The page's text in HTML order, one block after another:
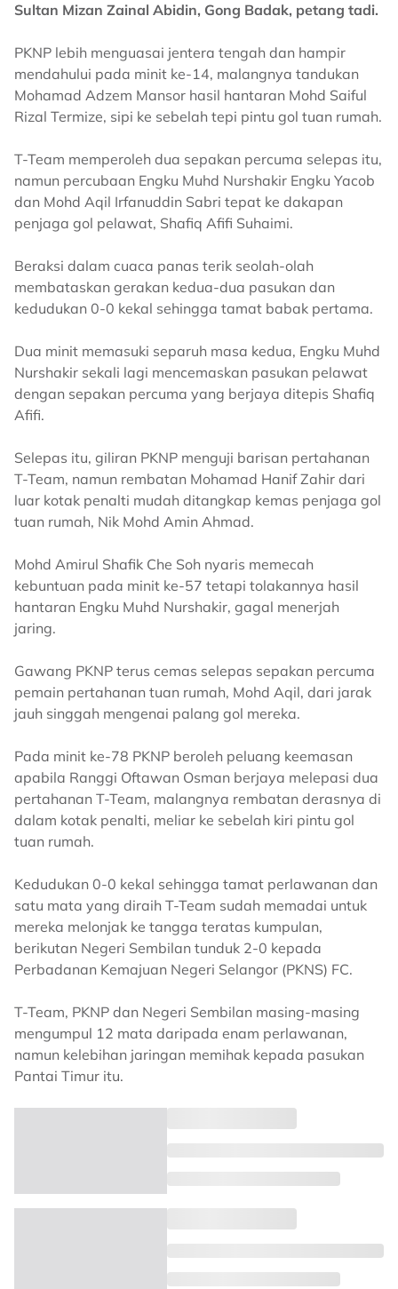
Sultan Mizan Zainal Abidin, Gong Badak, petang tadi.
PKNP lebih menguasai jentera tengah dan hampir
mendahului pada minit ke-14, malangnya tandukan
Mohamad Adzem Mansor hasil hantaran Mohd Saiful
Rizal Termize, sipi ke sebelah tepi pintu gol tuan rumah.
T-Team memperoleh dua sepakan percuma selepas itu,
namun percubaan Engku Muhd Nurshakir Engku Yacob
dan Mohd Aqil Irfanuddin Sabri tepat ke dakapan
penjaga gol pelawat, Shafiq Afifi Suhaimi.
Beraksi dalam cuaca panas terik seolah-olah
membataskan gerakan kedua-dua pasukan dan
kedudukan 0-0 kekal sehingga tamat babak pertama.
Dua minit memasuki separuh masa kedua, Engku Muhd
Nurshakir sekali lagi mencemaskan pasukan pelawat
dengan sepakan percuma yang berjaya ditepis Shafiq
Afifi.
Selepas itu, giliran PKNP menguji barisan pertahanan
T-Team, namun rembatan Mohamad Hanif Zahir dari
luar kotak penalti mudah ditangkap kemas penjaga gol
tuan rumah, Nik Mohd Amin Ahmad.
Mohd Amirul Shafik Che Soh nyaris memecah
kebuntuan pada minit ke-57 tetapi tolakannya hasil
hantaran Engku Muhd Nurshakir, gagal menerjah
jaring.
Gawang PKNP terus cemas selepas sepakan percuma
pemain pertahanan tuan rumah, Mohd Aqil, dari jarak
jauh singgah mengenai palang gol mereka.
Pada minit ke-78 PKNP beroleh peluang keemasan
apabila Ranggi Oftawan Osman berjaya melepasi dua
pertahanan T-Team, malangnya rembatan derasnya di
dalam kotak penalti, meliar ke sebelah kiri pintu gol
tuan rumah.
Kedudukan 0-0 kekal sehingga tamat perlawanan dan
satu mata yang diraih T-Team sudah memadai untuk
mereka melonjak ke tangga teratas kumpulan,
berikutan Negeri Sembilan tunduk 2-0 kepada
Perbadanan Kemajuan Negeri Selangor (PKNS) FC.
T-Team, PKNP dan Negeri Sembilan masing-masing
mengumpul 12 mata daripada enam perlawanan,
namun kelebihan jaringan memihak kepada pasukan
Pantai Timur itu.